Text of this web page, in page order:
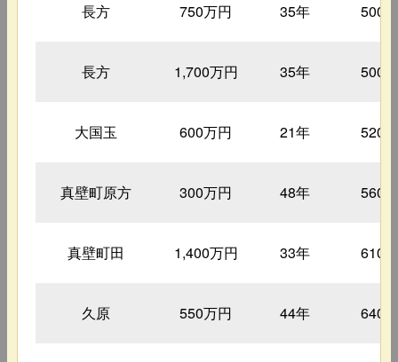
長方 750万円 35年 500
長方 1,700万円 35年 500
大国玉 600万円 21年 520
真壁町原方 300万円 48年 560
真壁町田 1,400万円 33年 610
久原 550万円 44年 640